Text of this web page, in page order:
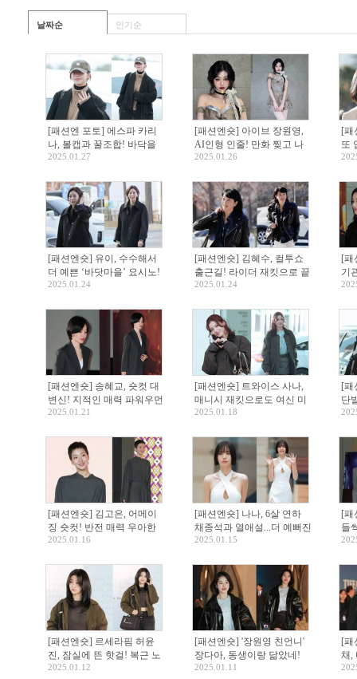
날짜순 인기순
[패션엔 포토] 에스파 카리
나, 볼캡과 꿀조합! 바닥을
휩쓴 그런지 맥시 코트룩 미
2025.01.27
[패션엔숏] 아이브 장원영,
AI인형 인줄! 만화 찢고 나
온 K팝 요정 오프숄더 드레
2025.01.26
[패
또
래
[패션엔숏] 유이, 수수해서
더 예쁜 ‘바닷마을’ 요시노!
하프 코트 숏컷 출근룩
2025.01.24
[패션엔숏] 김혜수, 컬투쇼
출근길! 라이더 재킷으로 끝
낸 자유분방 보헤미안룩
2025.01.24
[패
기
트
[패션엔숏] 송혜교, 숏컷 대
변신! 지적인 매력 파워우먼
스트라이프 슈트룩
2025.01.21
[패션엔숏] 트와이스 사나,
매니시 재킷으로도 여신 미
모! 오버핏 바버 재킷으로
2025.01.18
[패
단
꾸
[패션엔숏] 김고은, 어메이
징 숏컷! 반전 매력 우아한
드레이핑 윈피스룩
2025.01.16
[패션엔숏] 나나, 6살 연하
채종석과 열애설...더 예뻐진
홀터넥 백리스 드레스룩
2025.01.15
[패
들
원
[패션엔숏] 르세라핌 허윤
진, 잠실에 뜬 핫걸! 복근 노
출한 봄버 재킷 간절기룩
2025.01.12
[패션엔숏] '장원영 친언니'
장다아, 동생이랑 닮았네!
잠실 밝힌 미모의 레더 프레
2025.01.11
[패
채,
예